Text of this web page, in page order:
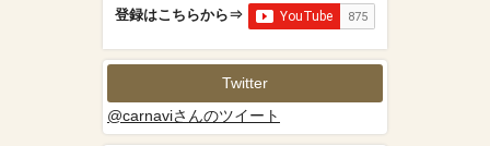
登録はこちらから⇒
Twitter
@carnaviさんのツイート